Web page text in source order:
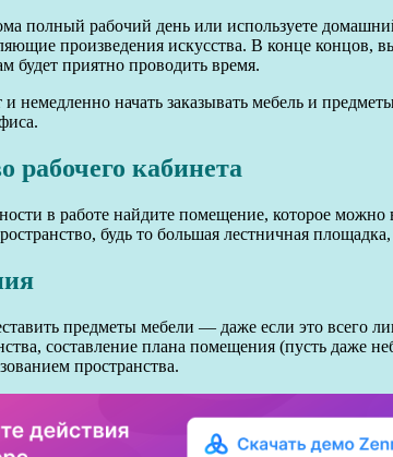
полный рабочий день или используете
произведения искусства. В конце
будет приятно проводить время.
немедленно начать заказывать мебель и
рабочего кабинета
в работе найдите помещение, которое
будь то большая лестничная
предметы мебели — даже если это всего
составление плана помещения (пусть даже
пространства.